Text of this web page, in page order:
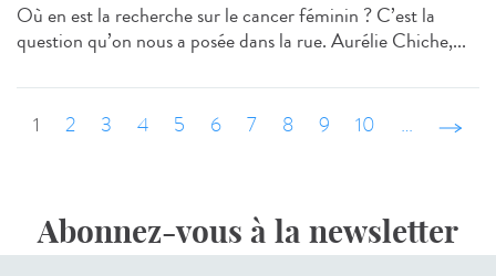
Où en est la recherche sur le cancer féminin ? C’est la
question qu’on nous a posée dans la rue. Aurélie Chiche,...
1 2 3 4 5 6 7 8 9 10 … suivant
Abonnez-vous à la newsletter